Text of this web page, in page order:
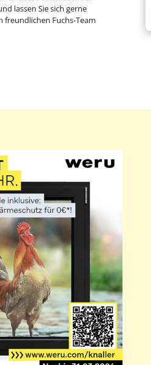
lassen Sie sich gerne
Fuchs-Team